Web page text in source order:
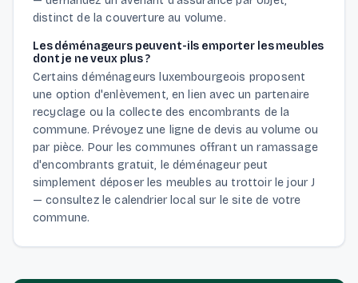
distinct de la couverture au volume.
Les déménageurs peuvent-ils emporter les meubles
dont je ne veux plus ?
Certains déménageurs luxembourgeois proposent
une option d'enlèvement, en lien avec un partenaire
recyclage ou la collecte des encombrants de la
commune. Prévoyez une ligne de devis au volume ou
par pièce. Pour les communes offrant un ramassage
d'encombrants gratuit, le déménageur peut
simplement déposer les meubles au trottoir le jour J
— consultez le calendrier local sur le site de votre
commune.